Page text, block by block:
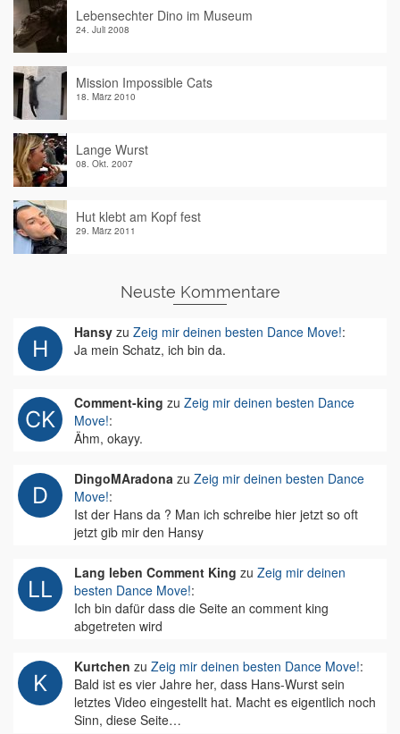
Lebensechter Dino im Museum
24. Juli 2008
Mission Impossible Cats
18. März 2010
Lange Wurst
08. Okt. 2007
Hut klebt am Kopf fest
29. März 2011
Neuste Kommentare
Hansy zu Zeig mir deinen besten Dance Move!:
Ja mein Schatz, ich bin da.
Comment-king zu Zeig mir deinen besten Dance
Move!:
Ähm, okayy.
DingoMAradona zu Zeig mir deinen besten Dance
Move!:
Ist der Hans da ? Man ich schreibe hier jetzt so oft
jetzt gib mir den Hansy
Lang leben Comment King zu Zeig mir deinen
besten Dance Move!:
Ich bin dafür dass die Seite an comment king
abgetreten wird
Kurtchen zu Zeig mir deinen besten Dance Move!:
Bald ist es vier Jahre her, dass Hans-Wurst sein
letztes Video eingestellt hat. Macht es eigentlich noch
Sinn, diese Seite…